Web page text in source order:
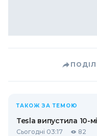
ТАКОЖ ЗА ТЕМОЮ
Tesla випустила 10-
Сьогодні 03:17 82